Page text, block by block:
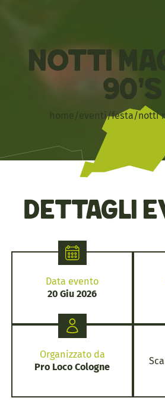
Notti
90’s
home / eventi/festa/notti
Dettagli
Data evento
20 Giu 2026
Organizzato da
Pro Loco Cologne